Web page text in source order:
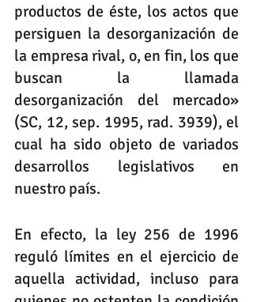
productos de éste, los actos que
persiguen la desorganización de
la empresa rival, o, en fin, los que
buscan la llamada
desorganización del mercado»
(SC, 12, sep. 1995, rad. 3939), el
cual ha sido objeto de variados
desarrollos legislativos en
nuestro país.
En efecto, la ley 256 de 1996
reguló límites en el ejercicio de
aquella actividad, incluso para